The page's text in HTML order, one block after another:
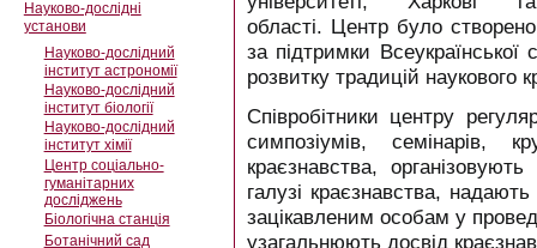
Науково-дослідні
установи
Науково-дослідний
інститут астрономії
Науково-дослідний
інститут біології
Науково-дослідний
інститут хімії
Центр соціально-
гуманітарних
досліджень
Біологічна станція
Ботанічний сад
області. Центр було створено
за підтримки
розвитку традицій наукового
Співробітники центру
симпозіумів, семінарів,
краєзнавства,
галузі краєзнавства,
зацікавленим особам у
узагальнюють досвід